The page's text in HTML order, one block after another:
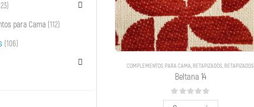
COMPLEMENTOS PARA CAMA,RETAPIZADOS,RETAPIZADOS
Beltana 14
0out of 5
para Cama (112)
(106)